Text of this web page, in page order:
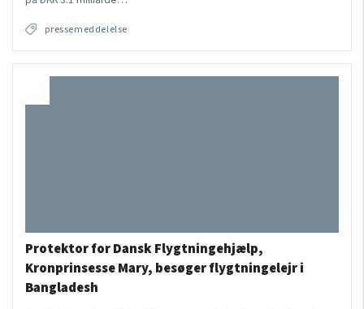
pressemeddelelse
Protektor for Dansk Flygtningehjælp,
Kronprinsesse Mary, besøger flygtningelejr i
Bangladesh